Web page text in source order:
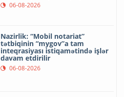
06-08-2026
Nazirlik: “Mobil notariat”
tətbiqinin “mygov”a tam
inteqrasiyası istiqamətində işlər
davam etdirilir
06-08-2026